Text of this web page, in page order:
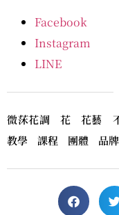
Facebook
Instagram
LINE
微莯花調 花 花藝
教學 課程 團體 品